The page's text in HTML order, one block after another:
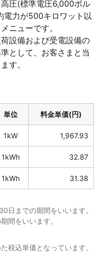
圧(標準電圧6,000ボル
電力が500キロワット以
ニューです。
設備および受電設備の
として、お客さまと当
す。
単位 料金単価(円)
1kW 1,967.93
1kWh 32.87
1kWh 31.38
日までの期間をいいます。
間をいいます。
税込単価となっています。